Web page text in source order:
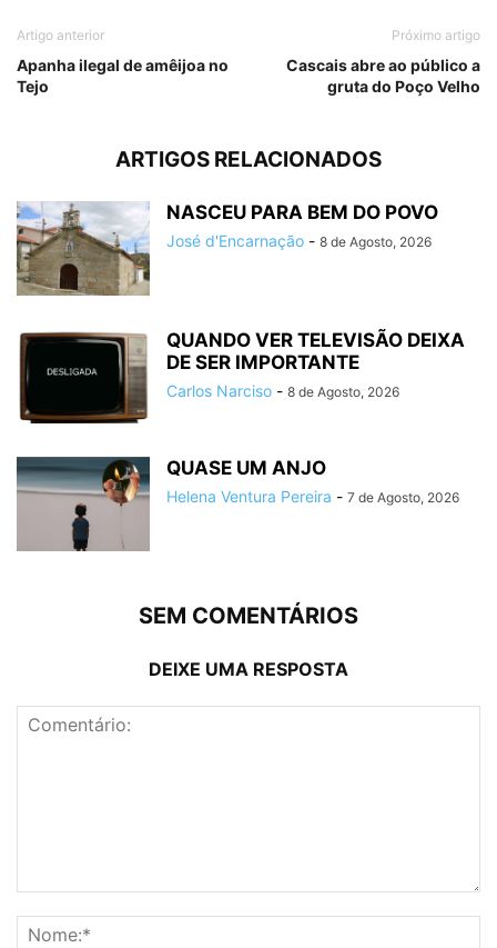
Artigo anterior
Apanha ilegal de amêijoa no
Tejo
Próximo artigo
Cascais abre ao público a
gruta do Poço Velho
ARTIGOS RELACIONADOS
NASCEU PARA BEM DO POVO
José d'Encarnação - 8 de Agosto, 2026
QUANDO VER TELEVISÃO DEIXA
DE SER IMPORTANTE
Carlos Narciso - 8 de Agosto, 2026
QUASE UM ANJO
Helena Ventura Pereira - 7 de Agosto, 2026
SEM COMENTÁRIOS
DEIXE UMA RESPOSTA